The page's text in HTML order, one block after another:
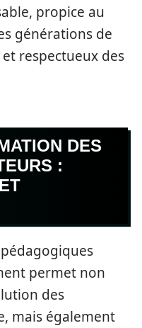
propice au
générations de
respectueux des
DES
:
permet non
des
mais également